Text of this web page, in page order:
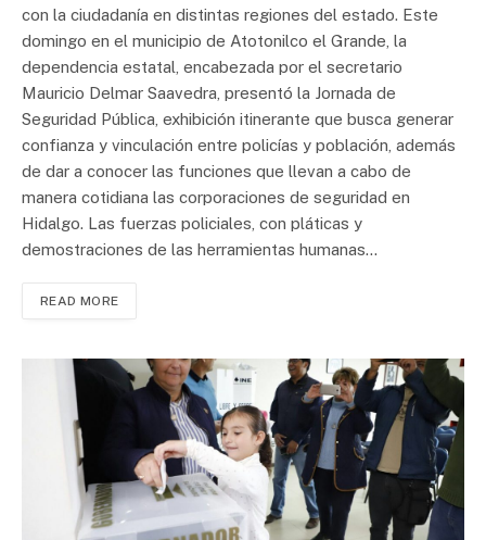
con la ciudadanía en distintas regiones del estado. Este
domingo en el municipio de Atotonilco el Grande, la
dependencia estatal, encabezada por el secretario
Mauricio Delmar Saavedra, presentó la Jornada de
Seguridad Pública, exhibición itinerante que busca generar
confianza y vinculación entre policías y población, además
de dar a conocer las funciones que llevan a cabo de
manera cotidiana las corporaciones de seguridad en
Hidalgo. Las fuerzas policiales, con pláticas y
demostraciones de las herramientas humanas…
READ MORE